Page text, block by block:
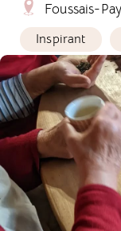
Foussais-
Inspirant
Ateliers Zéro